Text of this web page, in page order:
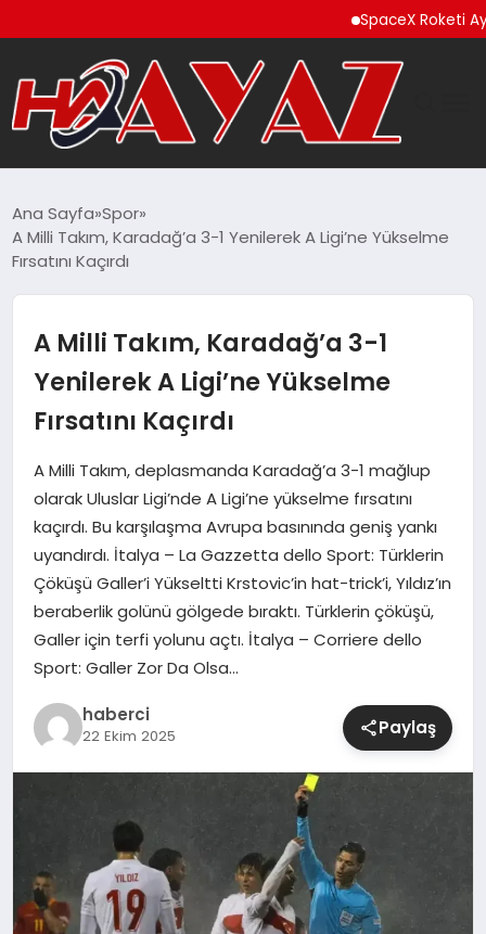
SpaceX Roketi Ay’a
DÜNYA
MAGAZIN
SAĞLIK
SIYASET
SPOR
TEKNOLOJI
YAŞAM
Ana Sayfa Spor
A Milli Takım, Karadağ’a 3-1 Yenilerek A Ligi’ne Yükselme
Fırsatını Kaçırdı
A Milli Takım, Karadağ’a 3-1
Yenilerek A Ligi’ne Yükselme
Fırsatını Kaçırdı
A Milli Takım, deplasmanda Karadağ’a 3-1 mağlup
olarak Uluslar Ligi’nde A Ligi’ne yükselme fırsatını
kaçırdı. Bu karşılaşma Avrupa basınında geniş yankı
uyandırdı. İtalya – La Gazzetta dello Sport: Türklerin
Çöküşü Galler’i Yükseltti Krstovic’in hat-trick’i, Yıldız’ın
beraberlik golünü gölgede bıraktı. Türklerin çöküşü,
Galler için terfi yolunu açtı. İtalya – Corriere dello
Sport: Galler Zor Da Olsa…
haberci
22 Ekim 2025 Paylaş